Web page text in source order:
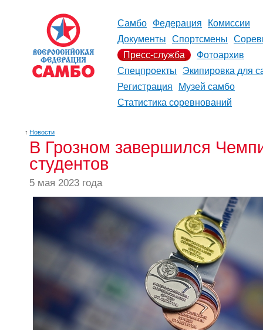
Самбо Федерация
Комиссии
Документы
Спортсмены
Пресс-служба
Фотоархив
Спецпроекты
Экипировка для
Регистрация
Музей самбо
Статистика соревнований
↑ Новости
В Грозном завершился
студентов
5 мая 2023 года